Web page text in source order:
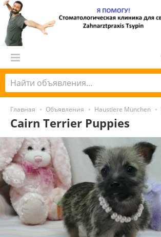
Главная Объявления Haustiere München
Cairn Terrier Puppies